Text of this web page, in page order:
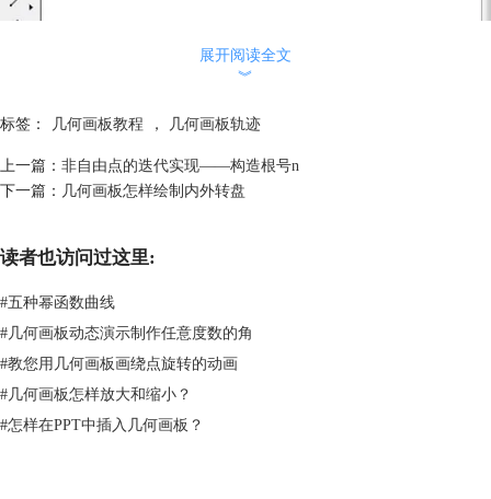
3.做下图的计算。第一个计算把点值扩大 n倍，方便取整。第二个计算将
第一个计算的数值取整后再除以n，得到小于但最接近 D点值的整数点值
（在0到1之间，来确定轨迹线段的位置）。第三个计算得到去尾取整的尾
（在0到1之间，作为轨迹点在平行于边BC的线段上的缩放比例）。
展开阅读全文
︾
标签： 几何画板教程 ， 几何画板轨迹
上一篇： 非自由点的迭代实现——构造根号n
下一篇： 几何画板怎样绘制内外转盘
读者也访问过这里:
#五种幂函数曲线
#几何画板动态演示制作任意度数的角
#教您用几何画板画绕点旋转的动画
#几何画板怎样放大和缩小？
#怎样在PPT中插入几何画板？